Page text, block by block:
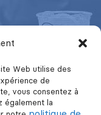
Web utilise des
de
vous consentez à
également la